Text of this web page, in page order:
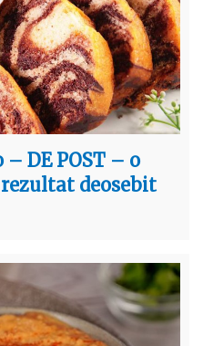
– DE POST – o
deosebit